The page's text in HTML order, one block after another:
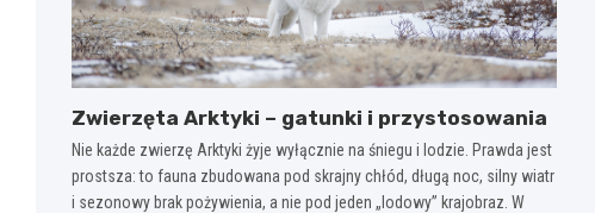
Zwierzęta Arktyki – gatunki i przystosowania
Nie każde zwierzę Arktyki żyje wyłącznie na śniegu i lodzie. Prawda jest
prostsza: to fauna zbudowana pod skrajny chłód, długą noc, silny wiatr
i sezonowy brak pożywienia, a nie pod jeden „lodowy” krajobraz. W